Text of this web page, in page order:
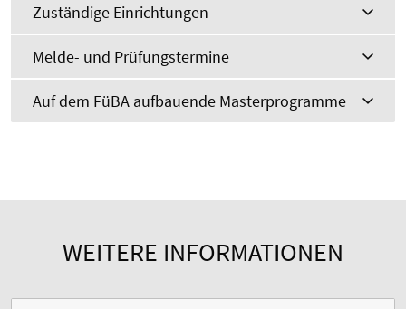
Zuständige Einrichtungen
Melde- und Prüfungstermine
Auf dem FüBA aufbauende Masterprogramme
WEITERE INFORMATIONEN